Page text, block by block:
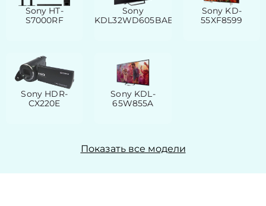
Sony HT-
S7000RF
Sony
KDL32WD605BAEP
Sony KD-
55XF8599
Sony HDR-
CX220E
Sony KDL-
65W855A
Показать все модели